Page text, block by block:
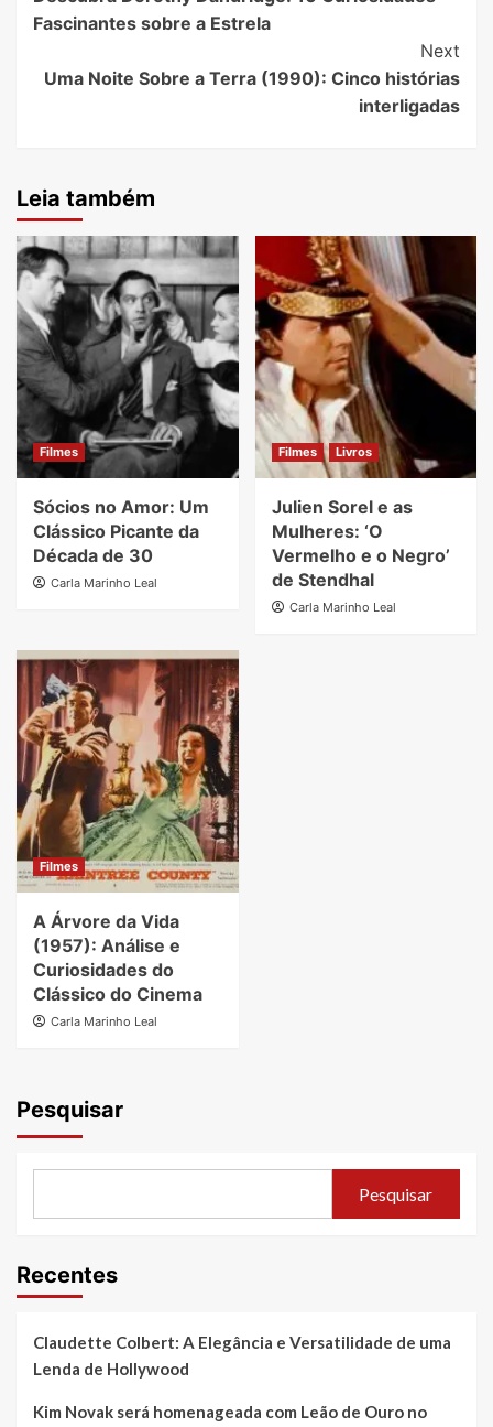
Navigation
Fascinantes sobre a Estrela
Next
Uma Noite Sobre a Terra (1990): Cinco histórias
interligadas
Leia também
Filmes
Sócios no Amor: Um
Clássico Picante da
Década de 30
Carla Marinho Leal
Filmes Livros
Julien Sorel e as
Mulheres: ‘O
Vermelho e o Negro’
de Stendhal
Carla Marinho Leal
Filmes
A Árvore da Vida
(1957): Análise e
Curiosidades do
Clássico do Cinema
Carla Marinho Leal
Pesquisar
Pesquisar
Recentes
Claudette Colbert: A Elegância e Versatilidade de uma
Lenda de Hollywood
Kim Novak será homenageada com Leão de Ouro no